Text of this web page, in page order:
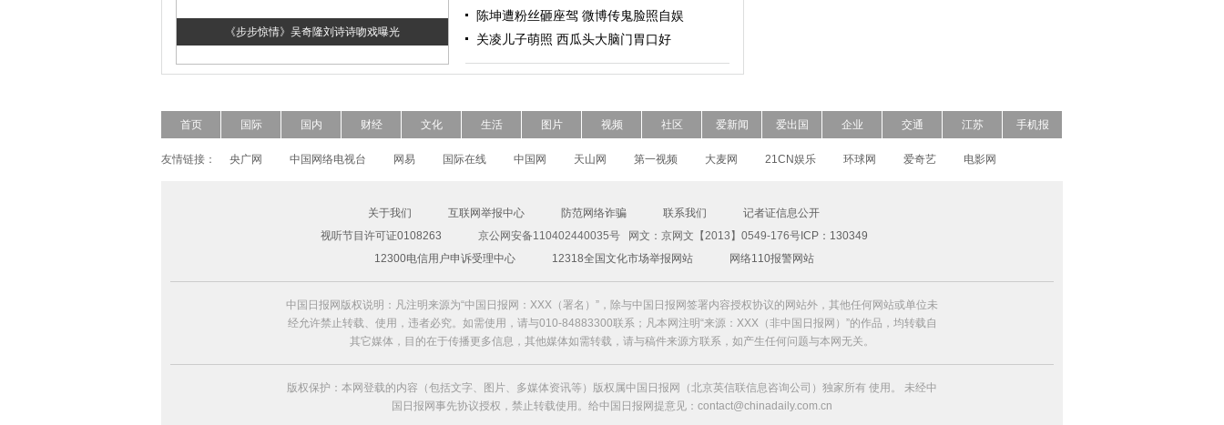
《步步惊情》吴奇隆刘诗诗吻戏曝光
超模Freja Beha演绎2014春夏形象大片
陈坤遭粉丝砸座驾 微博传鬼脸照自娱
关凌儿子萌照 西瓜头大脑门胃口好
首页 国际 国内 财经 文化 生活 图片 视频 社区 爱新闻 爱出国 企业 交通 江苏 手机报
友情链接： 央广网 中国网络电视台 网易 国际在线 中国网 天山网 第一视频 大麦网 21CN娱乐 环球网 爱奇艺 电影网
关于我们 互联网举报中心 防范网络诈骗 联系我们
记者证信息公开
视听节目许可证0108263
京公网安备110402440035号 网文：京网文【2013】0549-176号ICP：130349
12300电信用户申诉受理中心
12318全国文化市场举报网站 网络110报警网站
中国日报网版权说明：凡注明来源为“中国日报网：XXX（署名）”，除与中国日报网签署内容授权协议的网站外，其他任何网站或单位未
经允许禁止转载、使用，违者必究。如需使用，请与010-84883300联系；凡本网注明“来源：XXX（非中国日报网）”的作品，均转载自
其它媒体，目的在于传播更多信息，其他媒体如需转载，请与稿件来源方联系，如产生任何问题与本网无关。
版权保护：本网登载的内容（包括文字、图片、多媒体资讯等）版权属中国日报网（北京英信联信息咨询公司）独家所有 使用。 未经中
国日报网事先协议授权，禁止转载使用。给中国日报网提意见：contact@chinadaily.com.cn